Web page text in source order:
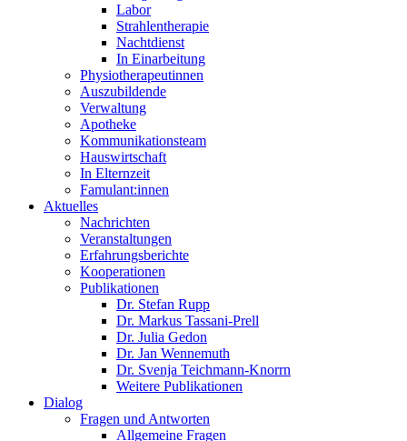
Labor
Strahlentherapie
Nachtdienst
In Einarbeitung
Physiotherapeutinnen
Auszubildende
Verwaltung
Apotheke
Kommunikationsteam
Hauswirtschaft
In Elternzeit
Famulant:innen
Aktuelles
Nachrichten
Veranstaltungen
Erfahrungsberichte
Kooperationen
Publikationen
Dr. Stefan Rupp
Dr. Markus Tassani-Prell
Dr. Julia Gedon
Dr. Jan Wennemuth
Dr. Svenja Teichmann-Knorrn
Weitere Publikationen
Dialog
Fragen und Antworten
Allgemeine Fragen